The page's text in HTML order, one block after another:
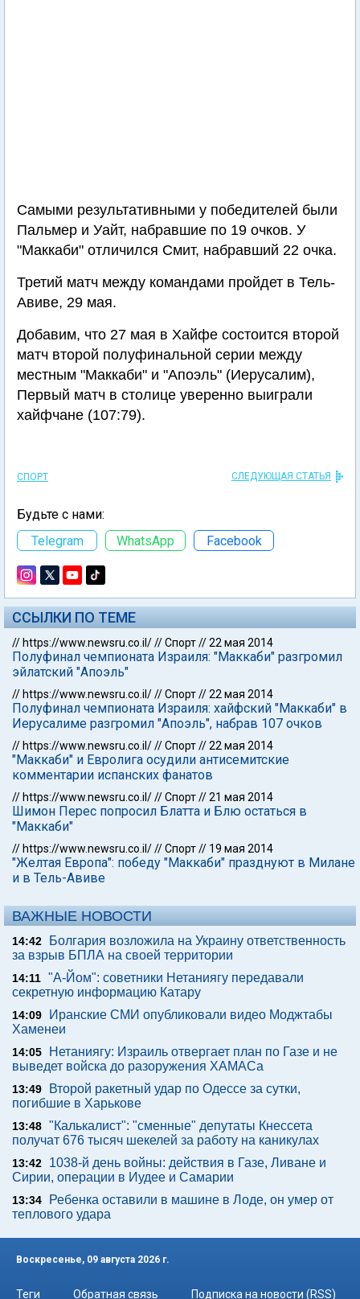
Самыми результативными у победителей были
Пальмер и Уайт, набравшие по 19 очков. У
"Маккаби" отличился Смит, набравший 22 очка.
Третий матч между командами пройдет в Тель-
Авиве, 29 мая.
Добавим, что 27 мая в Хайфе состоится второй
матч второй полуфинальной серии между
местным "Маккаби" и "Апоэль" (Иерусалим),
Первый матч в столице уверенно выиграли
хайфчане (107:79).
СПОРТ СЛЕДУЮЩАЯ СТАТЬЯ
Будьте с нами:
Telegram
WhatsApp Facebook
ССЫЛКИ ПО ТЕМЕ
// https://www.newsru.co.il///Спорт//22 мая 2014
Полуфинал чемпионата Израиля: "Маккаби" разгромил
эйлатский "Апоэль"
// https://www.newsru.co.il///Спорт//22 мая 2014
Полуфинал чемпионата Израиля: хайфский "Маккаби" в
Иерусалиме разгромил "Апоэль", набрав 107 очков
// https://www.newsru.co.il///Спорт//22 мая 2014
"Маккаби" и Евролига осудили антисемитские
комментарии испанских фанатов
// https://www.newsru.co.il///Спорт//21 мая 2014
Шимон Перес попросил Блатта и Блю остаться в
"Маккаби"
// https://www.newsru.co.il///Спорт// 19 мая 2014
"Желтая Европа": победу "Маккаби" празднуют в Милане
и в Тель-Авиве
ВАЖНЫЕ НОВОСТИ
14:42
Болгария возложила на Украину ответственность
за взрыв БПЛА на своей территории
14:11 "А-Йом": советники Нетаниягу передавали
секретную информацию Катару
14:09
Иранские СМИ опубликовали видео Моджтабы
Хаменеи
14:05
Нетаниягу: Израиль отвергает план по Газе и не
выведет войска до разоружения ХАМАСа
13:49
Второй ракетный удар по Одессе за сутки,
погибшие в Харькове
13:48 "Калькалист": "сменные" депутаты Кнессета
получат 676 тысяч шекелей за работу на каникулах
13:42
1038-й день войны: действия в Газе, Ливане и
Сирии, операции в Иудее и Самарии
13:34
Ребенка оставили в машине в Лоде, он умер от
теплового удара
Воскресенье, 09 августа 2026 г.
Теги Обратная связь Подписка на новости (RSS)